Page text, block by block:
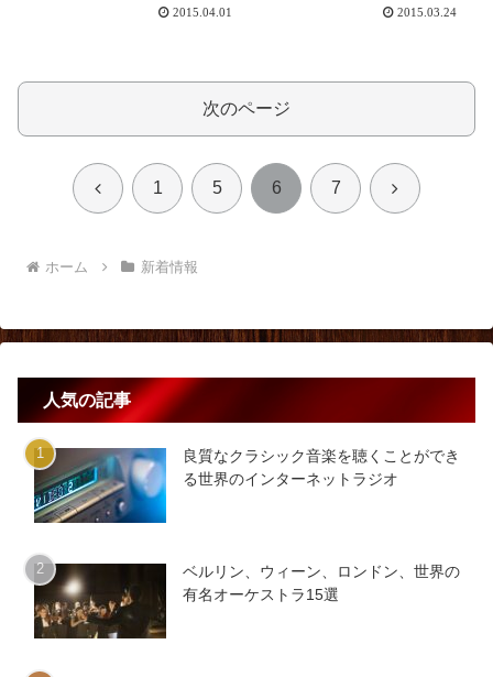
2015.04.01 2015.03.24
次のページ
前 1 5 6 7 次
ホーム 新着情報
人気の記事
良質なクラシック音楽を聴くことができ
る世界のインターネットラジオ
ベルリン、ウィーン、ロンドン、世界の
有名オーケストラ15選